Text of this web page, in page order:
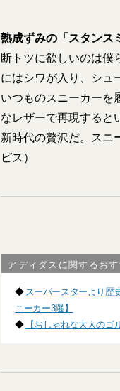
熟成ずみの「スタンス
断トツに欲しいのは
にはシワが入り、シュ
いつものスニーカーを
なレザーで再現すると
新時代の贅沢だ。スニ
ビス）
アディダスに関するおす
◆ スーパースターより歴
ニーカー3選】
◆
【おしゃれな大人の